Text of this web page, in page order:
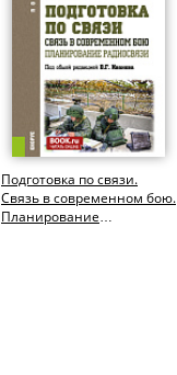
Подготовка по связи.
Связь в современном бою.
Планирование